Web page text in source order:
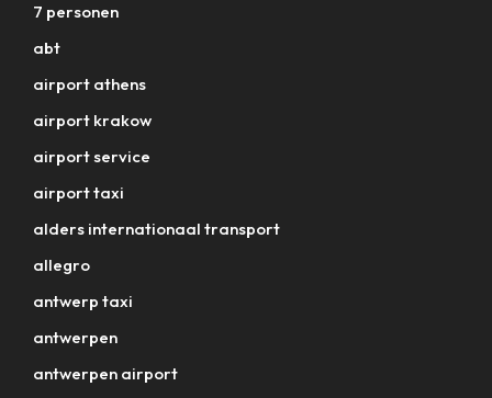
7 personen
abt
airport athens
airport krakow
airport service
airport taxi
alders internationaal transport
allegro
antwerp taxi
antwerpen
antwerpen airport